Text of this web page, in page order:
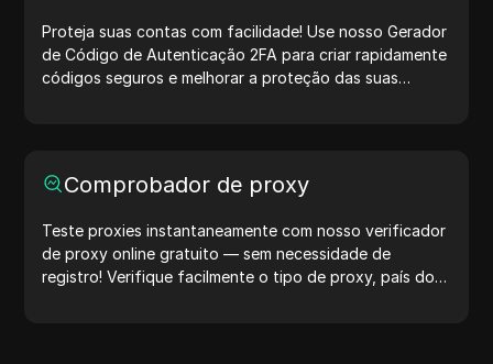
Proteja suas contas com facilidade! Use nosso Gerador
de Código de Autenticação 2FA para criar rapidamente
códigos seguros e melhorar a proteção das suas
Comprobador de proxy
Teste proxies instantaneamente com nosso verificador
de proxy online gratuito — sem necessidade de
registro! Verifique facilmente o tipo de proxy, país do